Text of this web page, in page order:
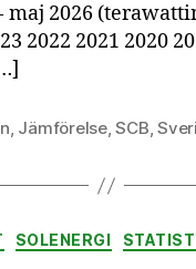
maj 2026
2022 2021 2020
, Jämförelse,SCB,
SOLENERGI